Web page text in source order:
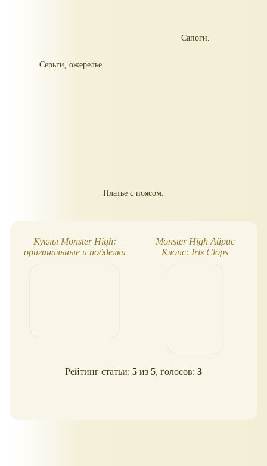
Серьги, ожерелье.
Сапоги.
Платье с поясом.
Куклы Monster High:
оригинальные и подделки
Monster High Айрис
Клопс: Iris Clops
Рейтинг статьи: 5 из 5, голосов: 3